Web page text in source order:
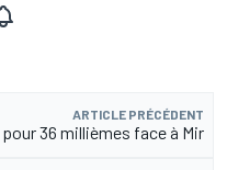
ARTICLE PRÉCÉDENT
36 millièmes face à Mir